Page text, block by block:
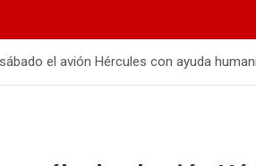
el avión Hércules con ayuda